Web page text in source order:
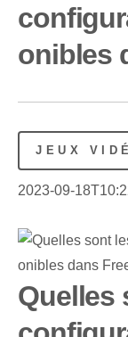
onibles
JEUX
2023-09-
Quelles